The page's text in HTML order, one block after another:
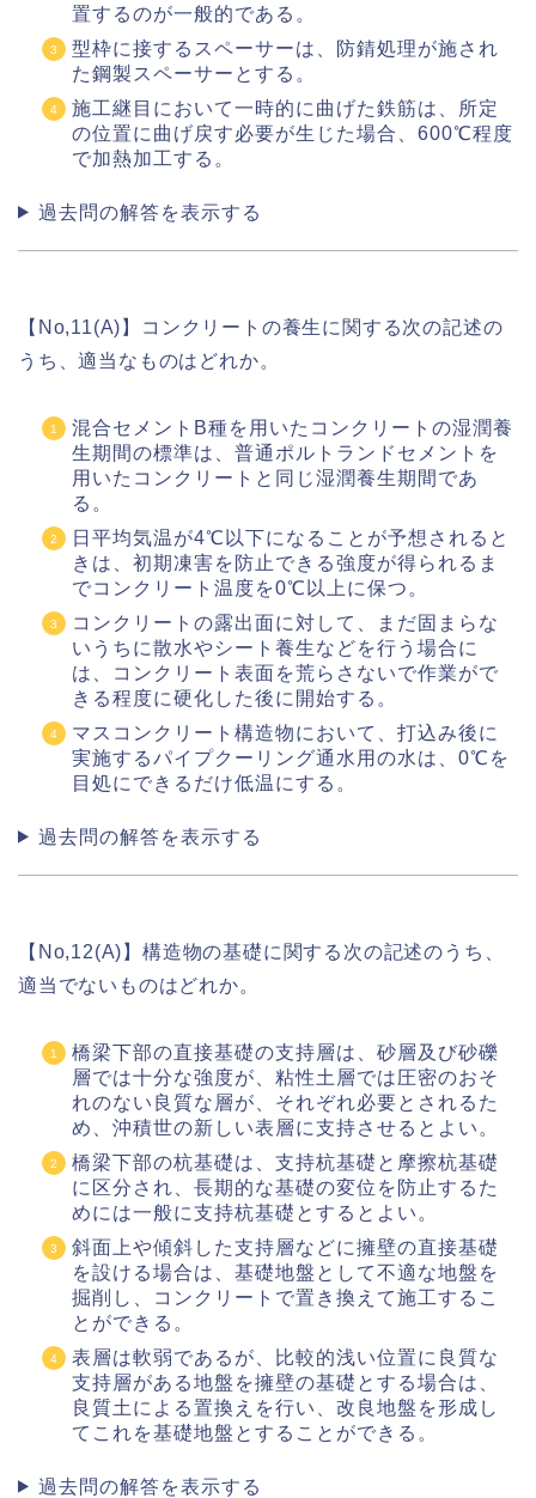
置するのが一般的である。
型枠に接するスペーサーは、防錆処理が施され
た鋼製スペーサーとする。
施工継目において一時的に曲げた鉄筋は、所定
の位置に曲げ戻す必要が生じた場合、600℃程度
で加熱加工する。
過去問の解答を表示する
【No,11(A)】コンクリートの養生に関する次の記述の
うち、適当なものはどれか。
混合セメントB種を用いたコンクリートの湿潤養
生期間の標準は、普通ポルトランドセメントを
用いたコンクリートと同じ湿潤養生期間であ
る。
日平均気温が4℃以下になることが予想されると
きは、初期凍害を防止できる強度が得られるま
でコンクリート温度を0℃以上に保つ。
コンクリートの露出面に対して、まだ固まらな
いうちに散水やシート養生などを行う場合に
は、コンクリート表面を荒らさないで作業がで
きる程度に硬化した後に開始する。
マスコンクリート構造物において、打込み後に
実施するパイプクーリング通水用の水は、0℃を
目処にできるだけ低温にする。
過去問の解答を表示する
【No,12(A)】構造物の基礎に関する次の記述のうち、
適当でないものはどれか。
橋梁下部の直接基礎の支持層は、砂層及び砂礫
層では十分な強度が、粘性土層では圧密のおそ
れのない良質な層が、それぞれ必要とされるた
め、沖積世の新しい表層に支持させるとよい。
橋梁下部の杭基礎は、支持杭基礎と摩擦杭基礎
に区分され、長期的な基礎の変位を防止するた
めには一般に支持杭基礎とするとよい。
斜面上や傾斜した支持層などに擁壁の直接基礎
を設ける場合は、基礎地盤として不適な地盤を
掘削し、コンクリートで置き換えて施工するこ
とができる。
表層は軟弱であるが、比較的浅い位置に良質な
支持層がある地盤を擁壁の基礎とする場合は、
良質土による置換えを行い、改良地盤を形成し
てこれを基礎地盤とすることができる。
過去問の解答を表示する